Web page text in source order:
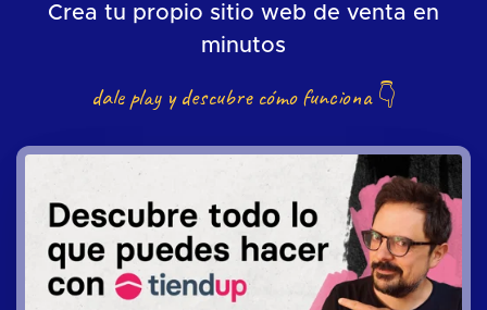
Crea tu propio sitio web de venta en
minutos
dale play y descubre cómo funciona 👇